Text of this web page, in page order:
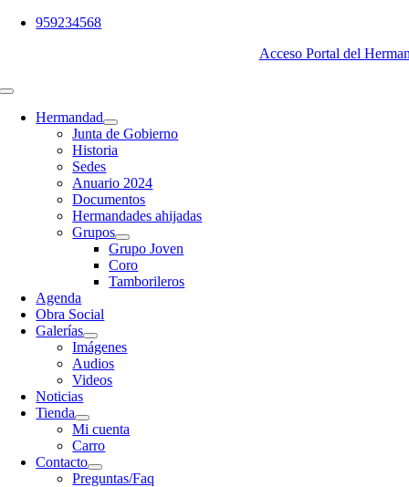
Saltar959234568
Acceso Portal del
Toggle
NavigationHermandad
Junta de Gobierno
Historia
Sedes
Anuario 2024
Documentos
Hermandades ahijadas
Grupos
Grupo Joven
Coro
Tamborileros
Agenda
Obra Social
Galerías
Imágenes
Audios
Videos
Noticias
Tienda
Mi cuenta
Carro
Contacto
Preguntas/Faq